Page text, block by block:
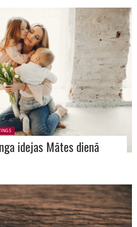
idejas Mātes dienā